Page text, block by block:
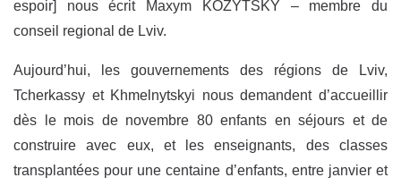
espoir] nous écrit Maxym KOZYTSKY – membre du
conseil regional de Lviv.
Aujourd’hui, les gouvernements des régions de Lviv,
Tcherkassy et Khmelnytskyi nous demandent d’accueillir
dès le mois de novembre 80 enfants en séjours et de
construire avec eux, et les enseignants, des classes
transplantées pour une centaine d’enfants, entre janvier et